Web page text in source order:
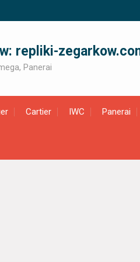
repliki-
Panerai
Cartier IWC Panerai